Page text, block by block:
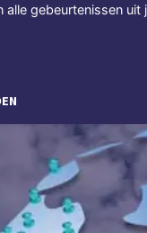
alle gebeurtenissen uit